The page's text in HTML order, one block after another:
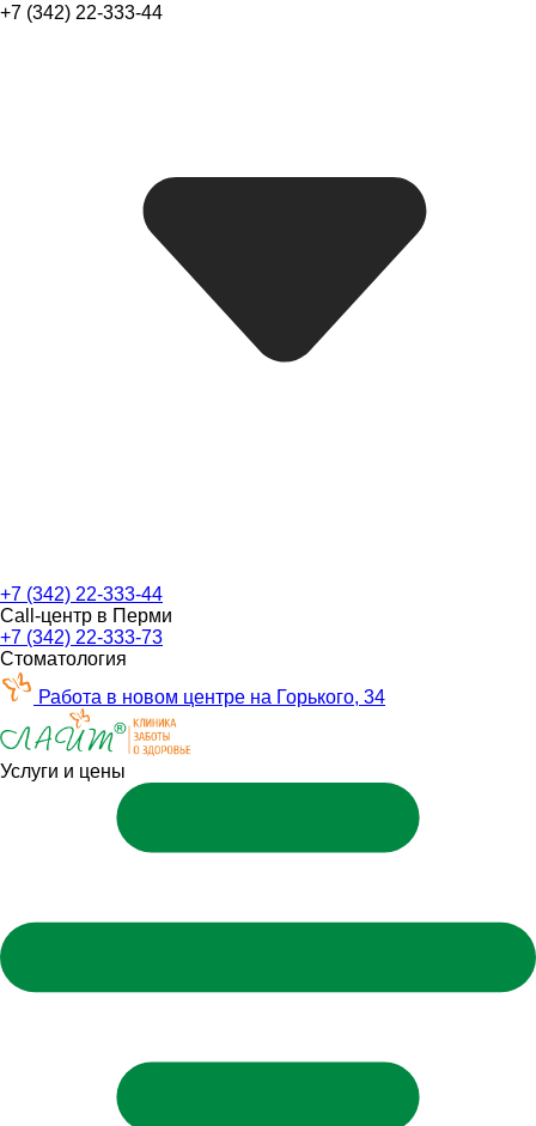
+7 (342) 22-333-44
+7 (342) 22-333-44
Call-центр в Перми
+7 (342) 22-333-73
Стоматология
Работа в новом центре на Горького, 34
Услуги и цены